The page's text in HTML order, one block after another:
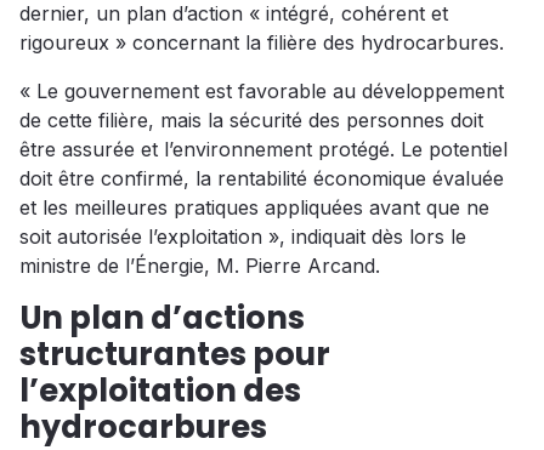
dernier, un plan d’action « intégré, cohérent et
rigoureux » concernant la filière des hydrocarbures.
« Le gouvernement est favorable au développement
de cette filière, mais la sécurité des personnes doit
être assurée et l’environnement protégé. Le potentiel
doit être confirmé, la rentabilité économique évaluée
et les meilleures pratiques appliquées avant que ne
soit autorisée l’exploitation », indiquait dès lors le
ministre de l’Énergie, M. Pierre Arcand.
Un plan d’actions
structurantes pour
l’exploitation des
hydrocarbures